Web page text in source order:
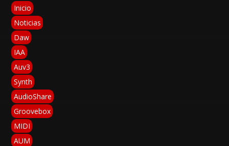
Inicio
Noticias
Daw
IAA
Auv3
Synth
AudioShare
Groovebox
MIDI
AUM